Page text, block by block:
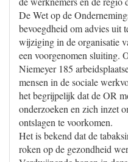
De Wet op de
bevoegdheid om advies uit
wijziging in de organisatie
een voorgenomen sluiting.
Niemeyer 185
mensen in de sociale
het begrijpelijk dat de OR
onderzoeken en zich inzet
ontslagen te voorkomen.
Het is bekend dat de
roken op de gezondheid